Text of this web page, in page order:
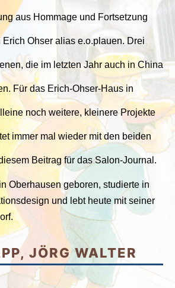
aus Hommage und Fortsetzung
Ohser alias e.o.plauen. Drei
die im letzten Jahr auch in China
Für das Erich-Ohser-Haus in
noch weitere, kleinere Projekte
immer mal wieder mit den beiden
Beitrag für das Salon-Journal.
Oberhausen geboren, studierte in
und lebt heute mit seiner
JÖRG WALTER